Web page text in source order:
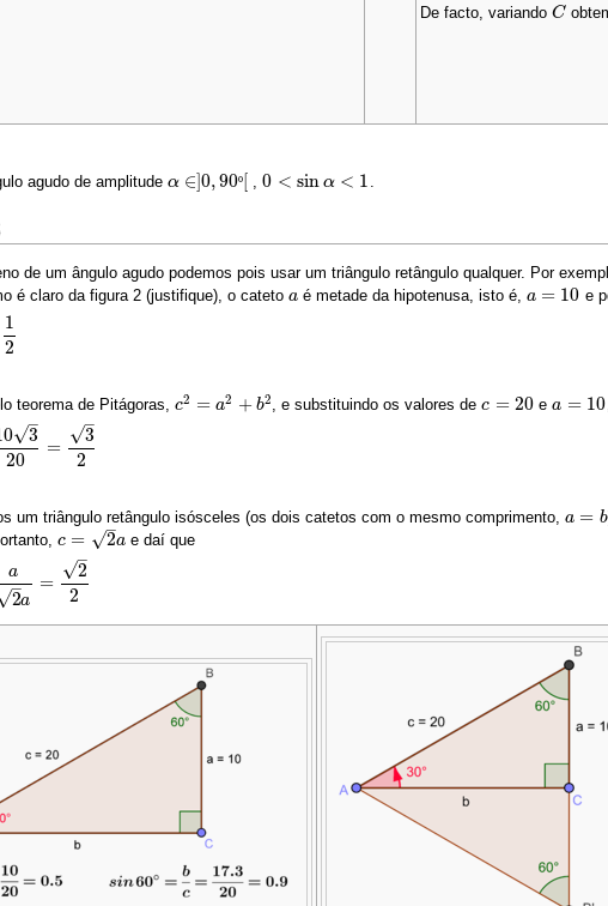
De facto, variando C
C
agudo de amplitude α ∈]0,90º[
α∈] 0,90º[ ,0 < sin α < 1
0<sinα< 1 .
de um ângulo agudo podemos pois usar um triângulo retângulo qualquer. Por
é claro da figura 2 (justifique), o cateto a
aé metade da hipotenusa, isto é, a = 10
a=10 e
1
2
teorema de Pitágoras, c2 = a2 + b2
c2 =a 2+b 2 , e substituindo os valores dec = 20
c =20 ea = 10
a=10
3
–
√
20
=
3
–
√
2
32
um triângulo retângulo isósceles (os dois catetos com o mesmo comprimento, a = b
a=b
c = 2
–
√ a
c =2 a e daí que
a
2
–
a
=
2
–
√
2
2